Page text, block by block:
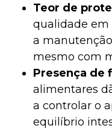
Teor de
qualidade em
a
mesmo com
Presença de
alimentares
a controlar o
equilíbrio